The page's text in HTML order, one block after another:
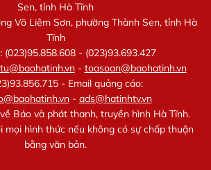
Sen, tỉnh Hà Tĩnh
Võ Liêm Sơn, phường Thành Sen, tỉnh Hà
Tĩnh
(023)95.858.608 - (023)93.693.427
- toasoan@baohatinh.vn
- Email quảng cáo:
- ads@hatinhtv.vn
Báo và phát thanh, truyền hình Hà Tĩnh.
mọi hình thức nếu không có sự chấp thuận
bằng văn bản.